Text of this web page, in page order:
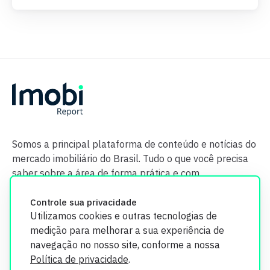
Controle sua privacidade
Utilizamos cookies e outras tecnologias de
medição para melhorar a sua experiência de
navegação no nosso site, conforme a nossa
Política de privacidade.
Somos a principal plataforma de conteúdo e notícias do
mercado imobiliário do Brasil. Tudo o que você precisa
saber sobre a área de forma prática e com